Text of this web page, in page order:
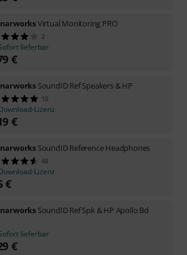
Virtual Monitoring PRO
2
lieferbar
€
SoundID Ref Speakers & HP
15
Lizenz
€
SoundID Reference Headphones
48
Lizenz
€
SoundID Ref Spk & HP Apollo Bd
lieferbar
€